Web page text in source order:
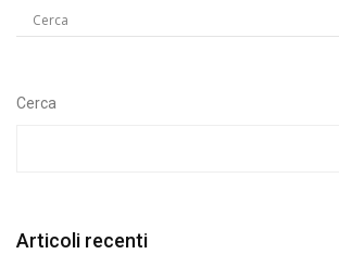
Cerca
Articoli recenti